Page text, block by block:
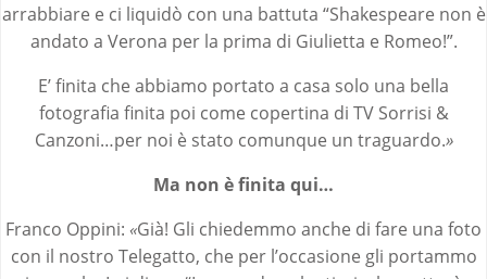
arrabbiare e ci liquidò con una battuta “Shakespeare non è
andato a Verona per la prima di Giulietta e Romeo!”.
E’ finita che abbiamo portato a casa solo una bella
fotografia finita poi come copertina di TV Sorrisi &
Canzoni…per noi è stato comunque un traguardo.»
Ma non è finita qui…
Franco Oppini: «Già! Gli chiedemmo anche di fare una foto
con il nostro Telegatto, che per l’occasione gli portammo